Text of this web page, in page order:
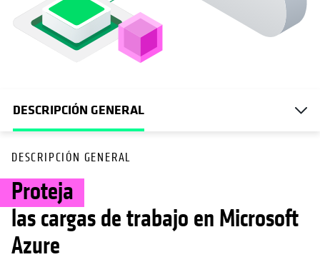
DESCRIPCIÓN GENERAL
DESCRIPCIÓN GENERAL
Proteja
las cargas de trabajo en Microsoft
Azure